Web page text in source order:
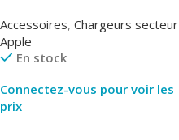
Accessoires, Chargeurs secteur
Apple
En stock
Connectez-vous pour voir les
prix